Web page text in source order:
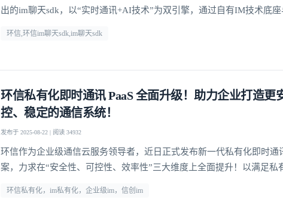
出的im聊天sdk，以“实时通讯+AI技术”为双引擎，通过自有IM技术底
环信,环信im聊天sdk,im聊天sdk
环信私有化即时通讯 PaaS 全面升级！助力企业打造更
控、稳定的通信系统！
发布于 2025-08-22 | 阅读 34932
环信作为企业级通信云服务领导者，近日正式发布新一代私有化即时通
案，力求在“安全性、可控性、效率性”三大维度上全面提升！以满足私
环信私有化，im私有化，企业级im，信创im